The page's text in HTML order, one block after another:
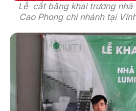
Lễ cắt băng khai trương nhà
Cao Phong chi nhánh tại